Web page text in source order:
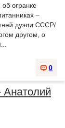
об огранке
–
дуэли СССР/
другом, о
0
Анатолий